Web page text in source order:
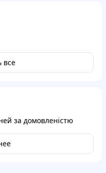
все
за домовленістю